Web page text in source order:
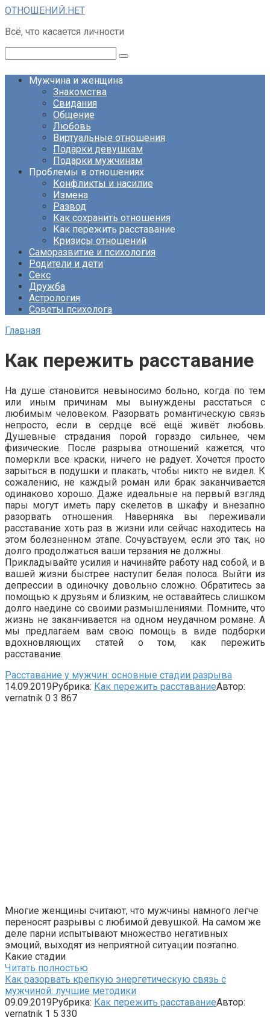
Перейти
контенту
ОТНОШЕНИЙ.НЕТ
Всё, что касается личности
Мужчина и женщина
Знакомства
Свидания
Общение
Любовь
Виртуальные отношения
Подарки девушкам
Подарки мужчинам
Проблемы в отношениях
Конфликты и насилие
Измена
Развод
Как сохранить отношения
Как пережить расставание
Кризисы отношений
Саморазвитие и психология
Родители и дети
Секс
Дружба
Астрология
Советы психолога
Главная
Как пережить расставание
На душе становится невыносимо больно, когда по тем
или иным причинам мы вынуждены расстаться с
любимым человеком. Разорвать романтическую связь
непросто, если в сердце всё ещё живёт любовь.
Душевные страдания порой гораздо сильнее, чем
физические. После разрыва отношений кажется, что
померкли все краски, ничего не радует. Хочется просто
зарыться в подушки и плакать, чтобы никто не видел. К
сожалению, не каждый роман или брак заканчивается
одинаково хорошо. Даже идеальные на первый взгляд
пары могут иметь пару скелетов в шкафу и внезапно
разорвать отношения. Наверняка вы переживали
расставание хоть раз в жизни или сейчас находитесь на
этом болезненном этапе. Сочувствуем, если это так, но
долго продолжаться ваши терзания не должны.
Прикладывайте усилия и начинайте работу над собой, и в
вашей жизни быстрее наступит белая полоса. Выйти из
депрессии в одиночку довольно сложно. Обратитесь за
помощью к друзьям и близким, не оставайтесь слишком
долго наедине со своими размышлениями. Помните, что
жизнь не заканчивается на одном неудачном романе. А
мы предлагаем вам свою помощь в виде подборки
вдохновляющих статей о том, как пережить
расставание.
Расставание у мужчин: основные стадии разрыва
14.09.2019Рубрика: Как пережить расставаниеАвтор:
vernatnik 0 3 867
Многие женщины считают, что мужчины намного легче
переносят разрывы с любимой девушкой. На самом же
деле парни испытывают множество негативных
эмоций, выходят из неприятной ситуации поэтапно.
Какие стадии
Читать полностью
Как разорвать крепкую энергетическую связь с
мужчиной: лучшие методики
09.09.2019Рубрика: Как пережить расставаниеАвтор:
vernatnik 1 5 330